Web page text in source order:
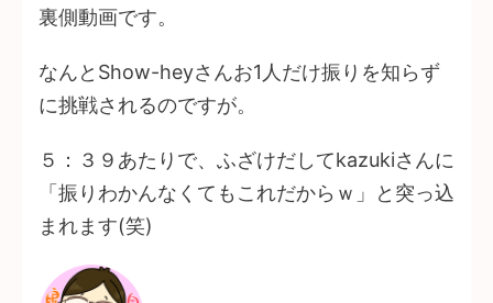
裏側動画です。
なんとShow-heyさんお1人だけ振りを知らず
に挑戦されるのですが。
５：３９あたりで、ふざけだしてkazukiさんに
「振りわかんなくてもこれだからｗ」と突っ込
まれます(笑)